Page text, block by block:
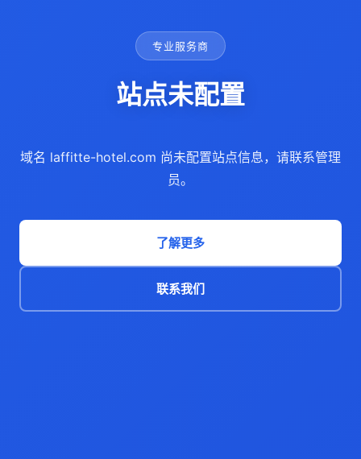
专业服务商
站点未配置
域名 laffitte-hotel.com 尚未配置站点信息，请联系管理
员。
了解更多
联系我们